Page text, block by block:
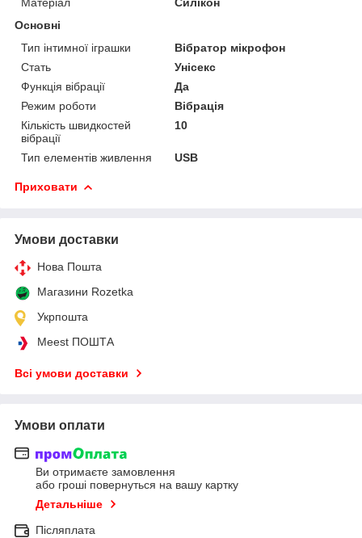
Основні
Тип інтимної іграшки
Вібратор мікрофон
Стать
Унісекс
Функція вібрації
Да
Режим роботи
Вібрація
Кількість швидкостей
вібрації
10
Тип елементів живлення USB
Приховати
Умови доставки
Нова Пошта
Магазини Rozetka
Укрпошта
Meest ПОШТА
Всі умови доставки
Умови оплати
Ви отримаєте замовлення
або гроші повернуться на вашу картку
Детальніше
Післяплата